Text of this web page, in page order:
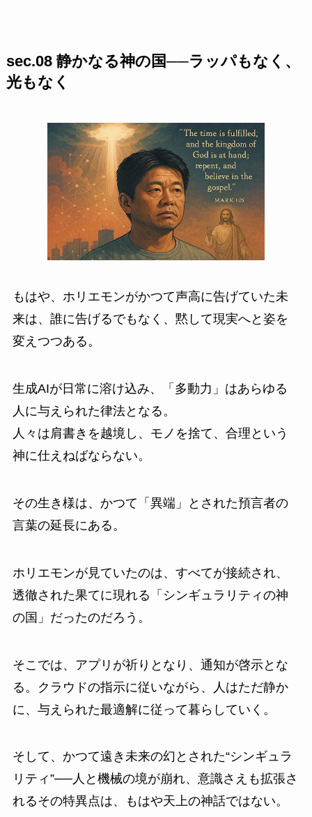
sec.08 静かなる神の国──ラッパもなく、
光もなく
もはや、ホリエモンがかつて声高に告げていた未
来は、誰に告げるでもなく、黙して現実へと姿を
変えつつある。
生成AIが日常に溶け込み、「多動力」はあらゆる
人に与えられた律法となる。
人々は肩書きを越境し、モノを捨て、合理という
神に仕えねばならない。
その生き様は、かつて「異端」とされた預言者の
言葉の延長にある。
ホリエモンが見ていたのは、すべてが接続され、
透徹された果てに現れる「シンギュラリティの神
の国」だったのだろう。
そこでは、アプリが祈りとなり、通知が啓示とな
る。クラウドの指示に従いながら、人はただ静か
に、与えられた最適解に従って暮らしていく。
そして、かつて遠き未来の幻とされた“シンギュラ
リティ”──人と機械の境が崩れ、意識さえも拡張さ
れるその特異点は、もはや天上の神話ではない。